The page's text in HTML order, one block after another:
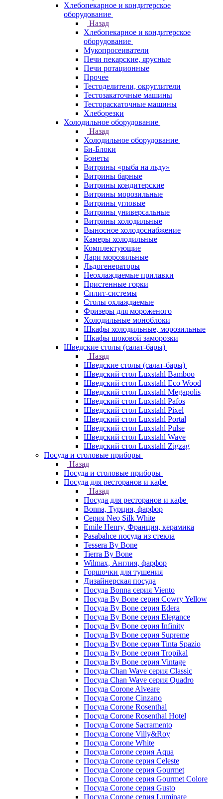
Хлебопекарное и кондитерское
оборудование
Назад
Хлебопекарное и кондитерское
оборудование
Мукопросеиватели
Печи пекарские, ярусные
Печи ротационные
Прочее
Тестоделители, округлители
Тестозакаточные машины
Тестораскаточные машины
Хлеборезки
Холодильное оборудование
Назад
Холодильное оборудование
Би-Блоки
Бонеты
Витрины «рыба на льду»
Витрины барные
Витрины кондитерские
Витрины морозильные
Витрины угловые
Витрины универсальные
Витрины холодильные
Выносное холодоснабжение
Камеры холодильные
Комплектующие
Лари морозильные
Льдогенераторы
Неохлаждаемые прилавки
Пристенные горки
Сплит-системы
Столы охлаждаемые
Фризеры для мороженого
Холодильные моноблоки
Шкафы холодильные, морозильные
Шкафы шоковой заморозки
Шведские столы (салат-бары)
Назад
Шведские столы (салат-бары)
Шведский стол Luxstahl Bamboo
Шведский стол Luxstahl Eco Wood
Шведский стол Luxstahl Megapolis
Шведский стол Luxstahl Pafos
Шведский стол Luxstahl Pixel
Шведский стол Luxstahl Portal
Шведский стол Luxstahl Pulse
Шведский стол Luxstahl Wave
Шведский стол Luxstahl Zigzag
Посуда и столовые приборы
Назад
Посуда и столовые приборы
Посуда для ресторанов и кафе
Назад
Посуда для ресторанов и кафе
Bonna, Турция, фарфор
Cерия Neo Silk White
Emile Henry, Франция, керамика
Pasabahce посуда из стекла
Tessera By Bone
Tierra By Bone
Wilmax, Англия, фарфор
Горшочки для тушения
Дизайнерская посуда
Посуда Bonna серия Viento
Посуда By Bone серия Cowry Yellow
Посуда By Bone серия Edera
Посуда By Bone серия Elegance
Посуда By Bone серия Infinity
Посуда By Bone серия Supreme
Посуда By Bone серия Tinta Spazio
Посуда By Bone серия Tropikal
Посуда By Bone серия Vintage
Посуда Chan Wave серия Classic
Посуда Chan Wave серия Quadro
Посуда Corone Alveare
Посуда Corone Cinzano
Посуда Corone Rosenthal
Посуда Corone Rosenthal Hotel
Посуда Corone Sacramento
Посуда Corone Villy&Roy
Посуда Corone White
Посуда Corone серия Aqua
Посуда Corone серия Celeste
Посуда Corone серия Gourmet
Посуда Corone серия Gourmet Colore
Посуда Corone серия Gusto
Посуда Corone серия Luminare